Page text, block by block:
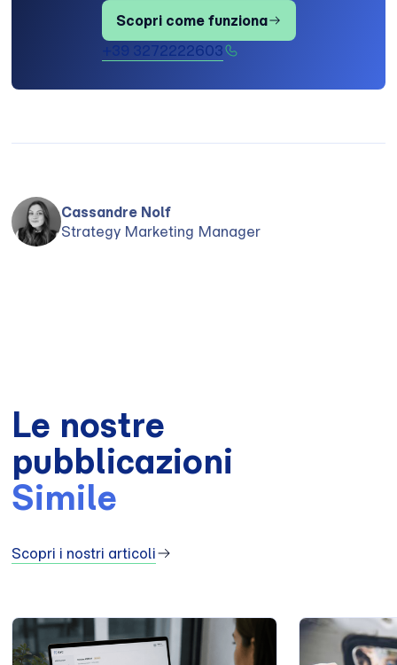
Scopri come funziona
+39 3272222603
Cassandre Nolf
Strategy Marketing Manager
Le nostre
pubblicazioni
Simile
Scopri i nostri articoli